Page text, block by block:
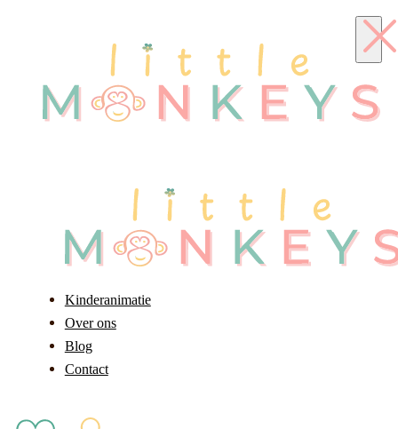
Kinderanimatie
Over ons
Blog
Contact